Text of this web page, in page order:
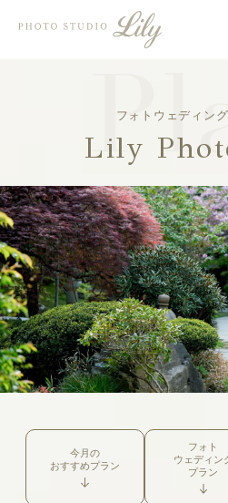
フォトウェディン
Lily
今月の
おすすめプラン
フォト
ウェディン
プラン